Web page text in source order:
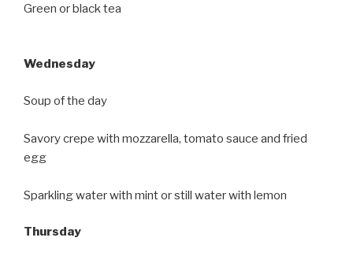
Green or black tea
Wednesday
Soup of the day
Savory crepe with mozzarella, tomato sauce and fried
egg
Sparkling water with mint or still water with lemon
Thursday